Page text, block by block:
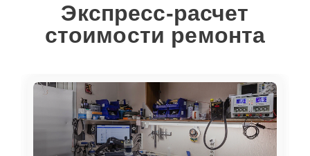
Экспресс-расчет
стоимости ремонта